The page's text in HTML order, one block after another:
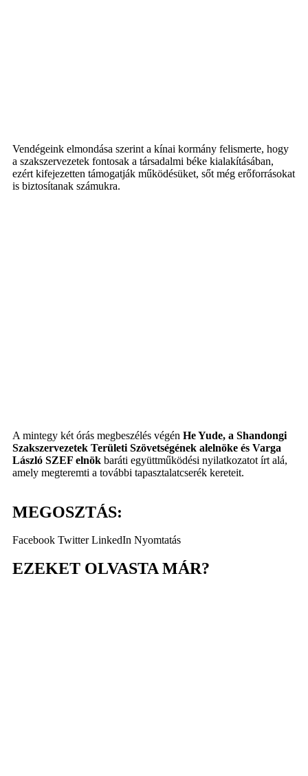
Vendégeink elmondása szerint a kínai kormány felismerte, hogy
a szakszervezetek fontosak a társadalmi béke kialakításában,
ezért kifejezetten támogatják működésüket, sőt még erőforrásokat
is biztosítanak számukra.
A mintegy két órás megbeszélés végén He Yude, a Shandongi
Szakszervezetek Területi Szövetségének alelnöke és Varga
László SZEF elnök baráti együttműködési nyilatkozatot írt alá,
amely megteremti a további tapasztalatcserék kereteit.
MEGOSZTÁS:
Facebook Twitter LinkedIn Nyomtatás
EZEKET OLVASTA MÁR?